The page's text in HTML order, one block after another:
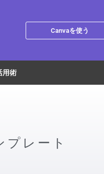
Canvaを使う
用術
レート